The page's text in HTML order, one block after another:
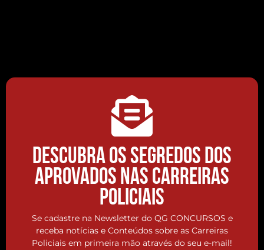
DESCUBRA OS SEGREDOS DOS
APROVADOS NAS CARREIRAS
POLICIAIS
Se cadastre na Newsletter do QG CONCURSOS e
receba notícias e Conteúdos sobre as Carreiras
Policiais em primeira mão através do seu e-mail!